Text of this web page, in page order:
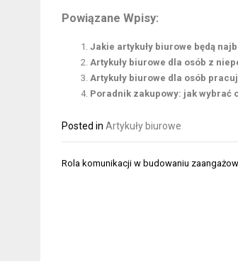
Powiązane Wpisy:
Jakie artykuły biurowe będą
Artykuły biurowe dla osób z
Artykuły biurowe dla osób
Poradnik zakupowy: jak wybrać
Posted in Artykuły biurowe
Nawigacja
Rola komunikacji w budowaniu